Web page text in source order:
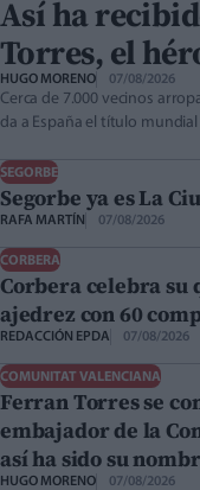
Así ha
Torres, el
HUGO MORENO 07/08/2026
Cerca de 7.000 vecinos
da a España el título
SEGORBE
Segorbe ya es La
RAFA MARTÍN 07/08/2026
CORBERA
Corbera celebra su
ajedrez con 60
REDACCIÓN EPDA 07/08/2026
COMUNITAT VALENCIANA
Ferran Torres se
embajador de la
así ha sido su
HUGO MORENO 07/08/2026